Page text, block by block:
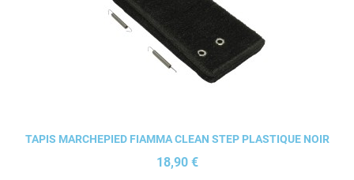
Aperçu rapide
TAPIS MARCHEPIED FIAMMA CLEAN STEP PLASTIQUE NOIR
18,90 €